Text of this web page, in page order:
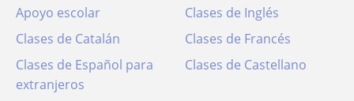
Apoyo escolar
Clases de Inglés
Clases de Catalán
Clases de Francés
Clases de Español para
extranjeros
Clases de Castellano